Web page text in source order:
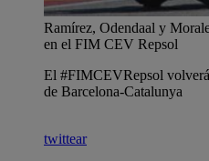
Ramírez, Odendaal y
en el FIM CEV Repsol
El #FIMCEVRepsol
de Barcelona-Catalunya
twittear